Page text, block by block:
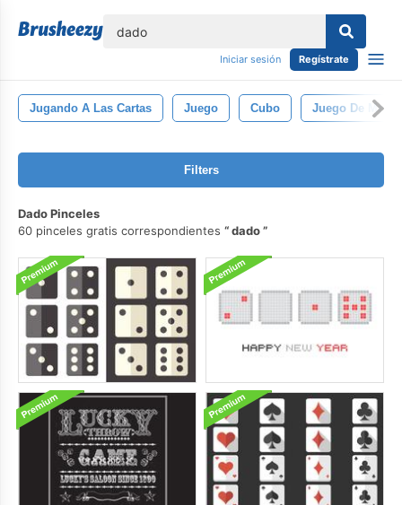
Iniciar sesión Regístrate
Jugando A Las Cartas Juego Cubo Juego De Mesa
Filters
Dado Pinceles
60 pinceles gratis correspondientes
dado